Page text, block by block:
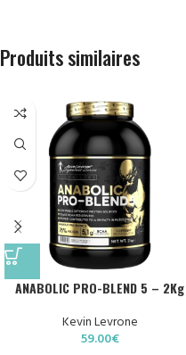
Produits similaires
ANABOLIC PRO-BLEND 5 – 2Kg
Kevin Levrone
59.00€